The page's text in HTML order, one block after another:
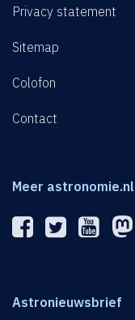
Privacy statement
Sitemap
Colofon
Contact
Meer astronomie.nl
Astronieuwsbrief